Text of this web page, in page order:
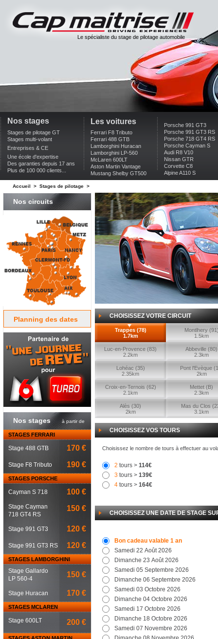
Le spécialiste du stage de pilotage automobile
Nos stages
Stages de pilotage GT
Stages multi-volant
Entreprises & CE
Une école d'expertise
Des garanties depuis 17 ans
Plus de 100 000 clients...
Les voitures
Ferrari F8 Tributo
Ferrari 488 GTB
Lamborghini Huracan
Lamborghini LP-560
McLaren 600LT
Aston Martin Vantage
Mustang Shelby GT500
Porsche 991 GT3
Porsche 991 GT3 RS
Porsche 718 GT4 RS
Porsche Cayman S
Audi R8 V10
Nissan GTR
Corvette C8
Alpine A110 S
Accueil > Stages de pilotage >
Nos circuits
Planning des dates
Nos stages à partir de
STAGES FERRARI
Stage 488 GTB 170 €
Stage F8 Tributo 190 €
STAGES PORSCHE
Cayman S 718 100 €
Stage Cayman
718 GT4 RS
150 €
Stage 991 GT3 120 €
Stage 991 GT3 RS 120 €
STAGES LAMBORGHINI
Stage Gallardo
LP 560-4
150 €
Stage Huracan 170 €
STAGES MCLAREN
Stage 600LT 200 €
CHOISISSEZ VOTRE CIRCUIT
Trappes (78)
1.7km
Montlhery
1.5km
Luc-en-Provence (83)
2.2km
Abbeville (80)
2.3km
Lohéac (35)
2.35km
Pont l'Evèque
2km
Croix-en-Ternois (62)
2.1km
Mettet (B)
2.3km
Alès (30)
2km
Mas du Clos
3.1km
CHOISISSEZ VOS TOURS
Choisissez le nombre de tours à effectuer au
2 tours > 114€
3 tours > 139€
4 tours > 164€
CHOISISSEZ UNE DATE DE STAGE
Bon cadeau valable 1 an
Samedi 22 Août 2026
Dimanche 23 Août 2026
Samedi 05 Septembre 2026
Dimanche 06 Septembre 2026
Samedi 03 Octobre 2026
Dimanche 04 Octobre 2026
Samedi 17 Octobre 2026
Dimanche 18 Octobre 2026
Samedi 07 Novembre 2026